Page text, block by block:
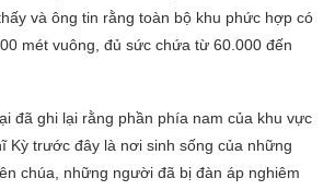
và ông tin rằng toàn bộ khu phức hợp có
mét vuông, đủ sức chứa từ 60.000 đến
đã ghi lại rằng phần phía nam của khu vực
Kỳ trước đây là nơi sinh sống của những
chúa, những người đã bị đàn áp nghiêm